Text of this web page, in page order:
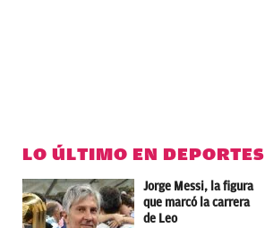
LO ÚLTIMO EN DEPORTES
Jorge Messi, la figura
que marcó la carrera
de Leo